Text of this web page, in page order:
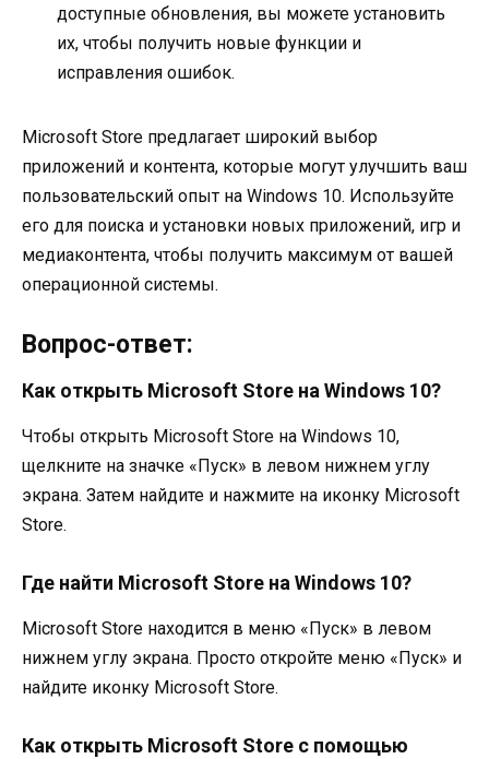
доступные обновления, вы можете установить
их, чтобы получить новые функции и
исправления ошибок.
Microsoft Store предлагает широкий выбор
приложений и контента, которые могут улучшить ваш
пользовательский опыт на Windows 10. Используйте
его для поиска и установки новых приложений, игр и
медиаконтента, чтобы получить максимум от вашей
операционной системы.
Вопрос-ответ:
Как открыть Microsoft Store на Windows 10?
Чтобы открыть Microsoft Store на Windows 10,
щелкните на значке «Пуск» в левом нижнем углу
экрана. Затем найдите и нажмите на иконку Microsoft
Store.
Где найти Microsoft Store на Windows 10?
Microsoft Store находится в меню «Пуск» в левом
нижнем углу экрана. Просто откройте меню «Пуск» и
найдите иконку Microsoft Store.
Как открыть Microsoft Store с помощью